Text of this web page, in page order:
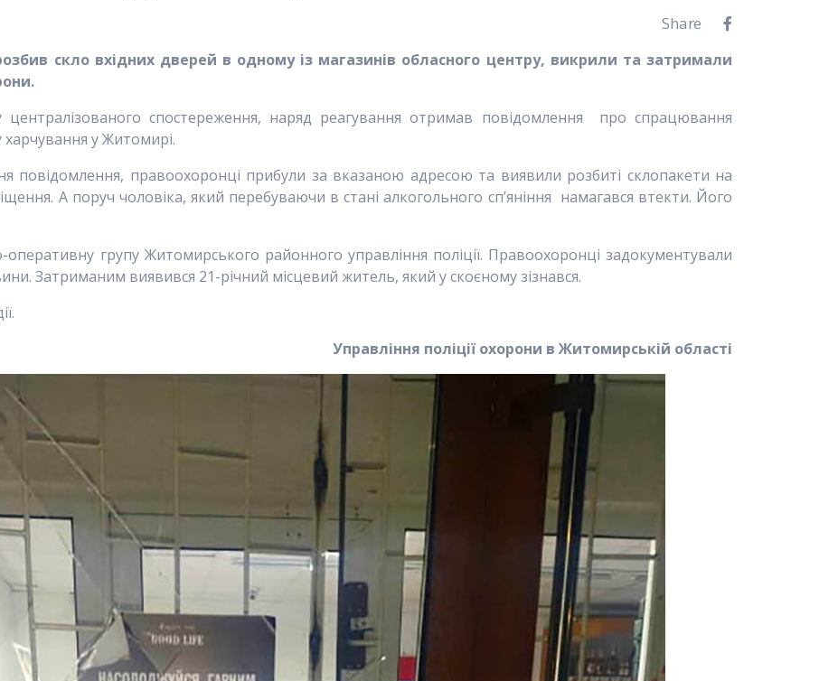
Share
скло вхідних дверей в одномуіз магазинів обласного центру, викрили та затримали
централізованого спостереження, наряд реагування отримав повідомлення про спрацювання
харчування у Житомирі.
повідомлення, правоохоронці прибули за вказаною адресою та виявили розбиті склопакети на
А поруч чоловіка, який перебуваючи в стані алкогольного сп’яніння намагався втекти. Його
оперативну групу Житомирського районного управління поліції. Правоохоронці задокументували
Затриманим виявився 21-річний місцевий житель, який у скоєному зізнався.
Управління поліції охорони в Житомирській області